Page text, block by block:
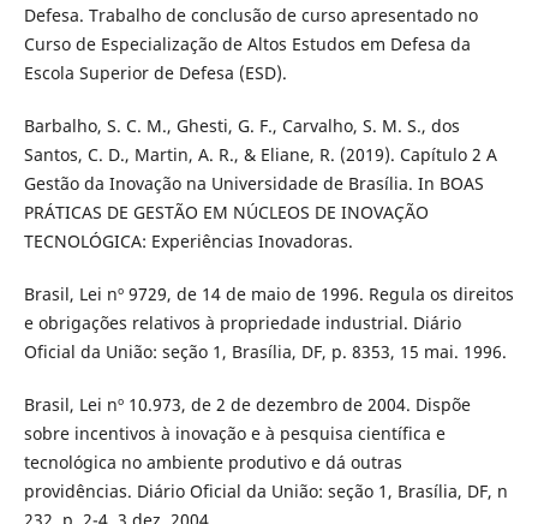
Defesa. Trabalho de conclusão de curso apresentado no
Curso de Especialização de Altos Estudos em Defesa da
Escola Superior de Defesa (ESD).
Barbalho, S. C. M., Ghesti, G. F., Carvalho, S. M. S., dos
Santos, C. D., Martin, A. R., & Eliane, R. (2019). Capítulo 2 A
Gestão da Inovação na Universidade de Brasília. In BOAS
PRÁTICAS DE GESTÃO EM NÚCLEOS DE INOVAÇÃO
TECNOLÓGICA: Experiências Inovadoras.
Brasil, Lei nº 9729, de 14 de maio de 1996. Regula os direitos
e obrigações relativos à propriedade industrial. Diário
Oficial da União: seção 1, Brasília, DF, p. 8353, 15 mai. 1996.
Brasil, Lei nº 10.973, de 2 de dezembro de 2004. Dispõe
sobre incentivos à inovação e à pesquisa científica e
tecnológica no ambiente produtivo e dá outras
providências. Diário Oficial da União: seção 1, Brasília, DF, n